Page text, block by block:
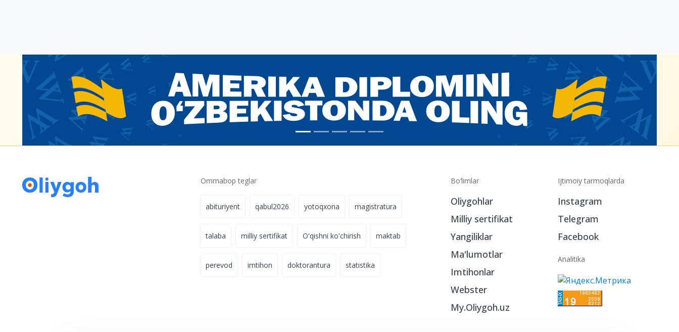
Ommabop teglar
abituriyent qabul2026 yotoqxona magistratura
talaba milliy sertifikat O'qishni ko'chirish maktab
perevod imtihon doktorantura statistika
Bo‘limlar
Oliygohlar
Milliy sertifikat
Yangiliklar
Ma'lumotlar
Imtihonlar
Webster
My.Oliygoh.uz
Ijtimoiy tarmoqlarda
Instagram
Telegram
Facebook
Analitika